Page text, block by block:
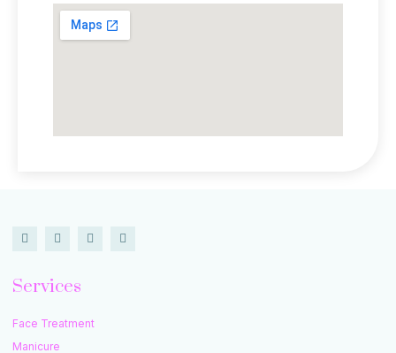
Services
Face Treatment
Manicure